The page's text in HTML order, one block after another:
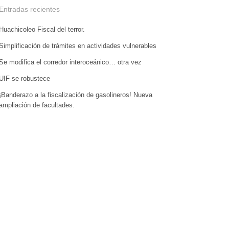
Entradas recientes
Huachicoleo Fiscal del terror.
de trámites en actividades vulnerables
modifica el corredor interoceánico… otra vez
UIF se robustece
¡Banderazo a la fiscalización de gasolineros! Nueva
de facultades.